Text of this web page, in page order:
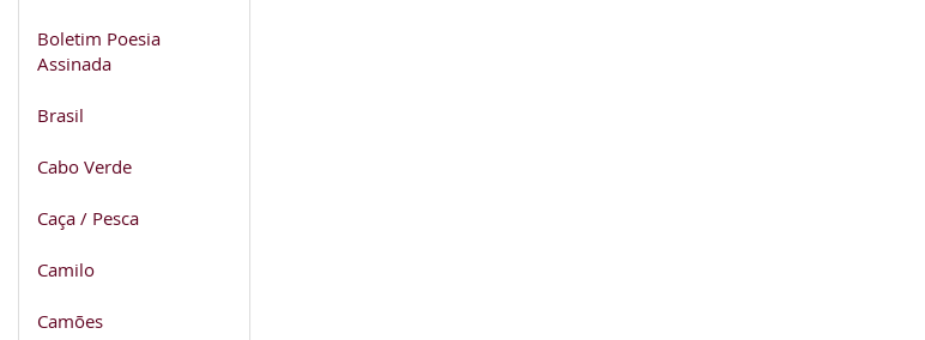
Boletim Poesia
Assinada
Brasil
Cabo Verde
Caça / Pesca
Camilo
Camões